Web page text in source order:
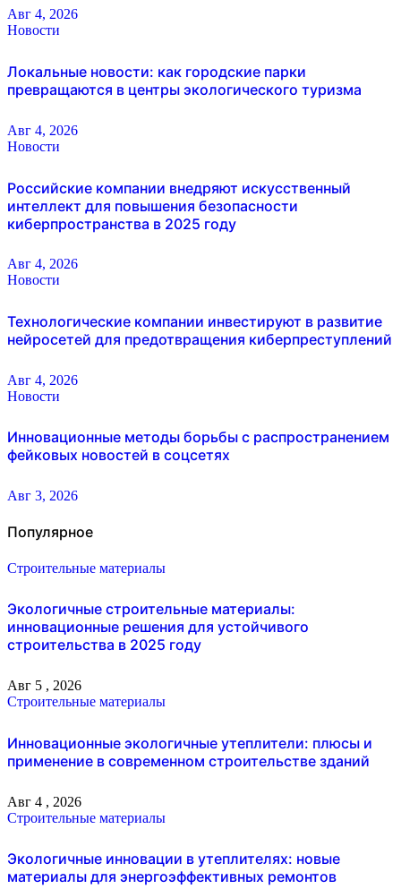
Авг 4, 2026
Новости
Локальные новости: как городские парки
превращаются в центры экологического туризма
Авг 4, 2026
Новости
Российские компании внедряют искусственный
интеллект для повышения безопасности
киберпространства в 2025 году
Авг 4, 2026
Новости
Технологические компании инвестируют в развитие
нейросетей для предотвращения киберпреступлений
Авг 4, 2026
Новости
Инновационные методы борьбы с распространением
фейковых новостей в соцсетях
Авг 3, 2026
Популярное
Строительные материалы
Экологичные строительные материалы:
инновационные решения для устойчивого
строительства в 2025 году
Авг 5 , 2026
Строительные материалы
Инновационные экологичные утеплители: плюсы и
применение в современном строительстве зданий
Авг 4 , 2026
Строительные материалы
Экологичные инновации в утеплителях: новые
материалы для энергоэффективных ремонтов